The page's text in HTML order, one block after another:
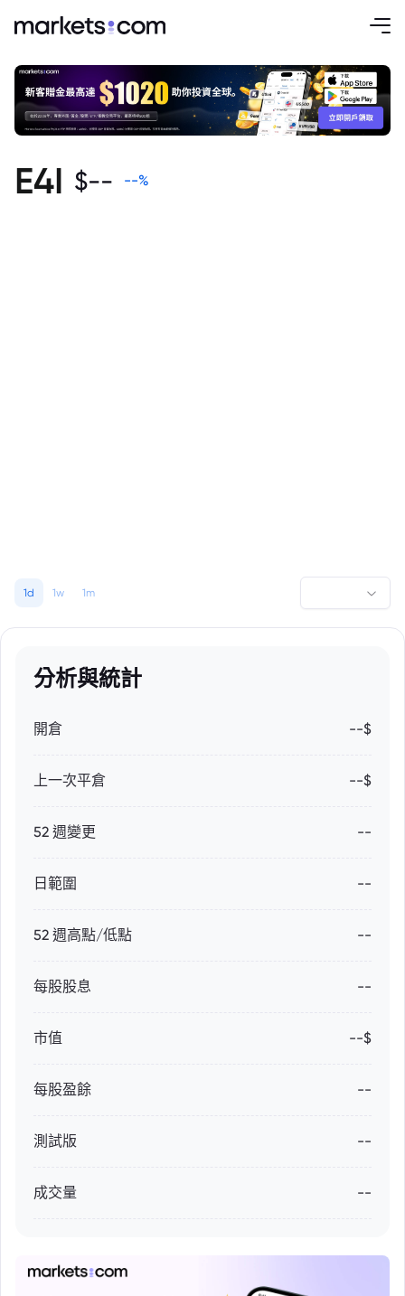
E4I $-- --%
1d 1w 1m
分析與統計
開倉 --$
上一次平倉 --$
52 週變更 --
日範圍 --
52 週高點/低點 --
每股股息 --
市值 --$
每股盈餘 --
測試版 --
成交量 --